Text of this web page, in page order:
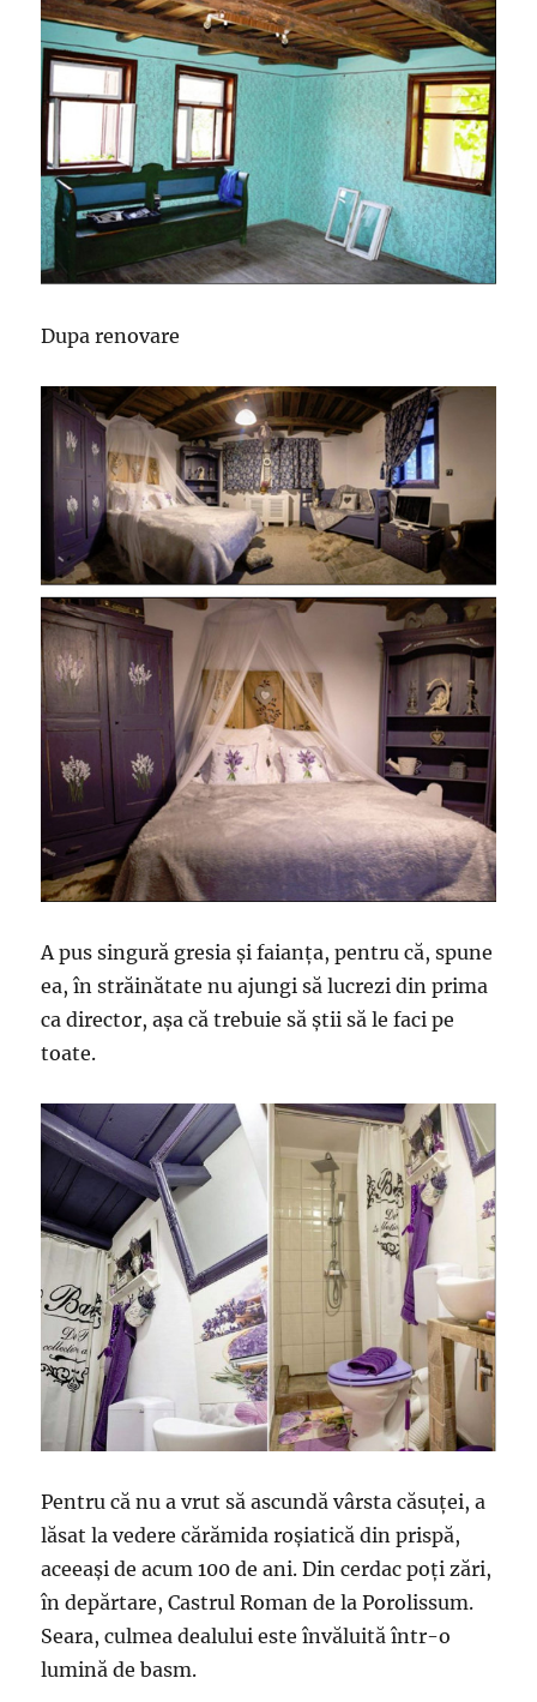
Dupa renovare
A pus singură gresia și faianța, pentru că, spune
ea, în străinătate nu ajungi să lucrezi din prima
ca director, așa că trebuie să știi să le faci pe
toate.
Pentru că nu a vrut să ascundă vârsta căsuței, a
lăsat la vedere cărămida roșiatică din prispă,
aceeași de acum 100 de ani. Din cerdac poți zări,
în depărtare, Castrul Roman de la Porolissum.
Seara, culmea dealului este învăluită într-o
lumină de basm.